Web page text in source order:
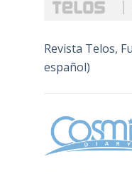
Revista Telos,
español)